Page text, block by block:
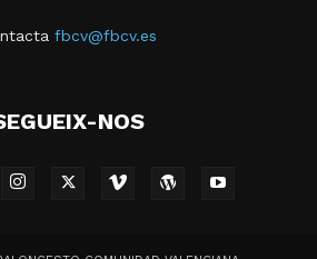
fbcv@fbcv.es
NOS